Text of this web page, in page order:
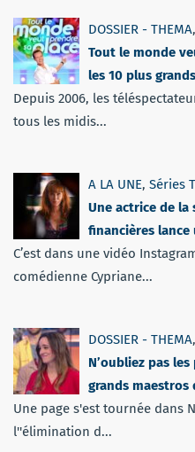
DOSSIER - THEMA,
Tout le monde
les 10 plus
Depuis 2006, les
tous les midis...
A LA UNE, Séries
Une actrice de la
financières
C’est dans une vidéo
comédienne Cypriane...
DOSSIER - THEMA,
N’oubliez pas
grands maestros
Une page s'est tournée dans
l''élimination d...